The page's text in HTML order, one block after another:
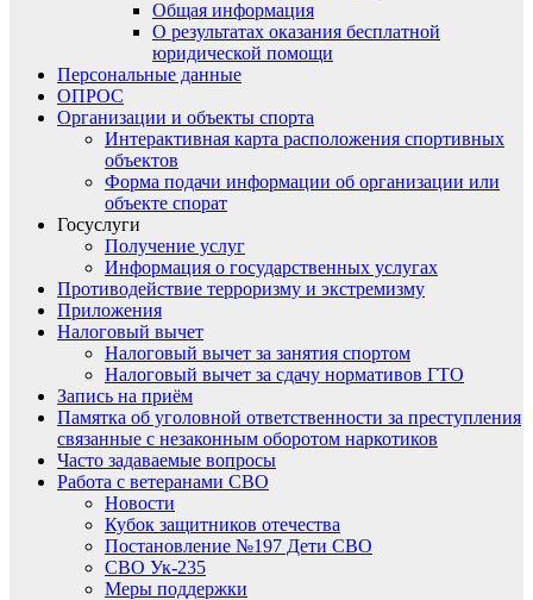
Общая информация
О результатах оказания бесплатной
юридической помощи
Персональные данные
ОПРОС
Организации и объекты спорта
Интерактивная карта расположения спортивных
объектов
Форма подачи информации об организации или
объекте спорат
Госуслуги
Получение услуг
Информация о государственных услугах
Противодействие терроризму и экстремизму
Приложения
Налоговый вычет
Налоговый вычет за занятия спортом
Налоговый вычет за сдачу нормативов ГТО
Запись на приём
Памятка об уголовной ответственности за преступления
связанные с незаконным оборотом наркотиков
Часто задаваемые вопросы
Работа с ветеранами СВО
Новости
Кубок защитников отечества
Постановление №197 Дети СВО
СВО Ук-235
Меры поддержки